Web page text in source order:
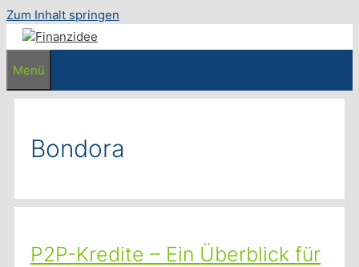
Zum Inhalt springen
Menü
Bondora
P2P-Kredite – Ein Überblick für